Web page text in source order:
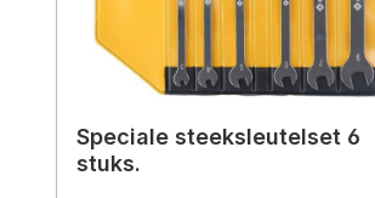
Speciale steeksleutelset 6
stuks.